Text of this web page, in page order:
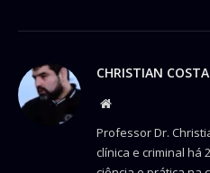
CHRISTIAN COSTA
Website
Professor Dr.
clínica e criminal há